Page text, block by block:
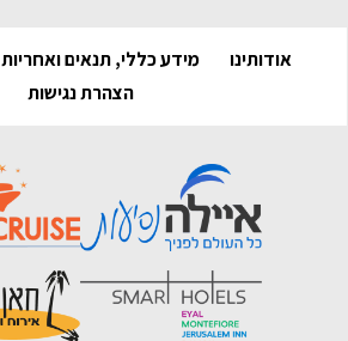
אודותינו מידע כללי, תנאים ואחריות
הצהרת נגישות